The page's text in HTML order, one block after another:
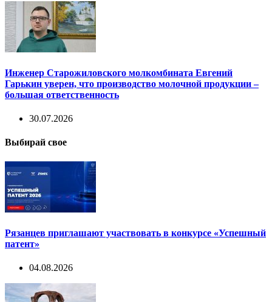
Инженер Старожиловского молкомбината Евгений
Гарькин уверен, что производство молочной продукции –
большая ответственность
30.07.2026
Выбирай свое
Рязанцев приглашают участвовать в конкурсе «Успешный
патент»
04.08.2026